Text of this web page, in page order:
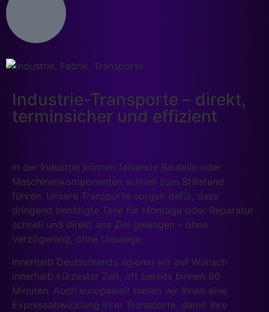
Industrie-Transporte – direkt,
terminsicher und effizient
In der Industrie können fehlende Bauteile oder
Maschinenkomponenten schnell zum Stillstand
führen. Unsere Transporte sorgen dafür, dass
dringend benötigte Teile für Montage oder Reparatur
schnell und direkt ans Ziel gelangen – ohne
Verzögerung, ohne Umwege.
Innerhalb Deutschlands agieren wir auf Wunsch
innerhalb kürzester Zeit, oft bereits binnen 60
Minuten. Auch europaweit bieten wir Ihnen eine
Expressabwicklung Ihrer Transporte, damit Ihre